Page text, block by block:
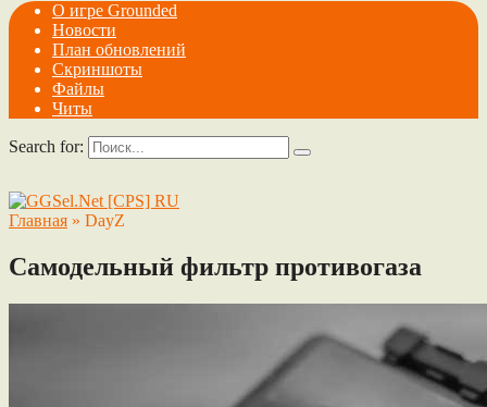
О игре Grounded
Новости
План обновлений
Скриншоты
Файлы
Читы
Search for:
Главная » DayZ
Самодельный фильтр противогаза